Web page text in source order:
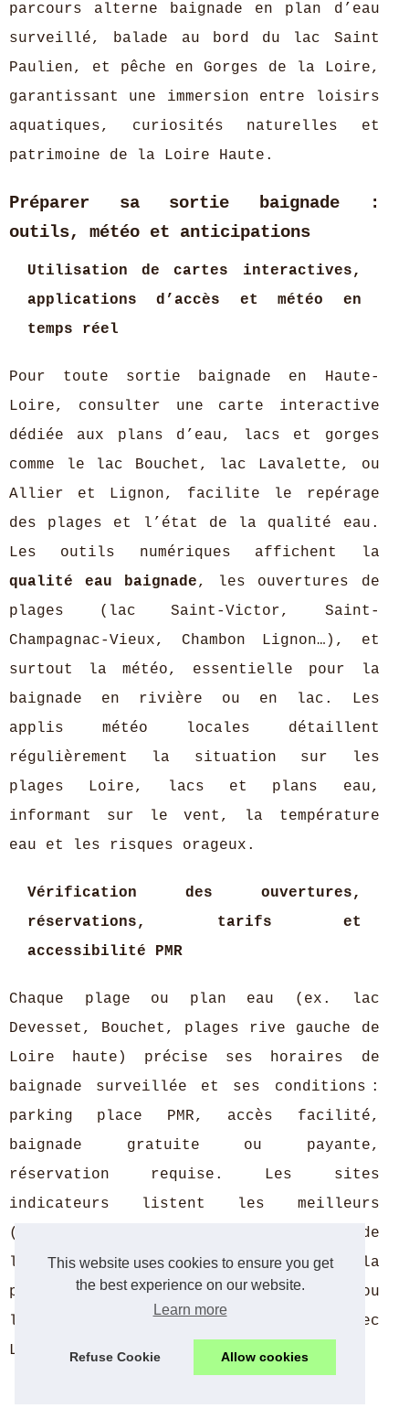
This website uses cookies to ensure you get
the best experience on our website.
Learn more
Refuse Cookie Allow cookies
parcours alterne baignade en plan d’eau
surveillé, balade au bord du lac Saint
Paulien, et pêche en Gorges de la Loire,
garantissant une immersion entre loisirs
aquatiques, curiosités naturelles et
patrimoine de la Loire Haute.
Préparer sa sortie baignade :
outils, météo et anticipations
Utilisation de cartes interactives,
applications d’accès et météo en
temps réel
Pour toute sortie baignade en Haute-
Loire, consulter une carte interactive
dédiée aux plans d’eau, lacs et gorges
comme le lac Bouchet, lac Lavalette, ou
Allier et Lignon, facilite le repérage
des plages et l’état de la qualité eau.
Les outils numériques affichent la
qualité eau baignade, les ouvertures de
plages (lac Saint-Victor, Saint-
Champagnac-Vieux, Chambon Lignon…), et
surtout la météo, essentielle pour la
baignade en rivière ou en lac. Les
applis météo locales détaillent
régulièrement la situation sur les
plages Loire, lacs et plans eau,
informant sur le vent, la température
eau et les risques orageux.
Vérification des ouvertures,
réservations, tarifs et
accessibilité PMR
Chaque plage ou plan eau (ex. lac
Devesset, Bouchet, plages rive gauche de
Loire haute) précise ses horaires de
baignade surveillée et ses conditions :
parking place PMR, accès facilité,
baignade gratuite ou payante,
réservation requise. Les sites
indicateurs listent les meilleurs
(meilleurs lacs, plages, plans eau de
l’Auvergne) avec info détail sur la
pêche, sanitaires, aire pique nique ou
locatifs comme le lac Grangent ou Aurec
Loire.